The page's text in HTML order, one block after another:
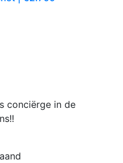
conciërge in de